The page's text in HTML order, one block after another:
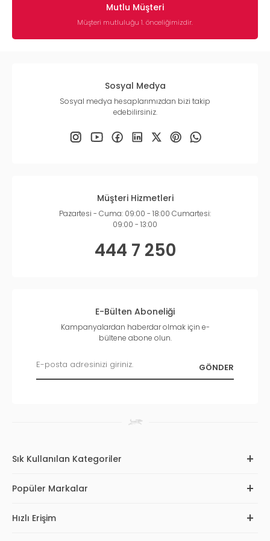
Mutlu Müşteri
Müşteri mutluluğu 1. önceliğimizdir.
Sosyal Medya
Sosyal medya hesaplarımızdan bizi takip
edebilirsiniz.
Müşteri Hizmetleri
Pazartesi - Cuma: 09:00 - 18:00 Cumartesi:
09:00 - 13:00
444 7 250
E-Bülten Aboneliği
Kampanyalardan haberdar olmak için e-
bültene abone olun.
Sık Kullanılan Kategoriler
Popüler Markalar
Hızlı Erişim